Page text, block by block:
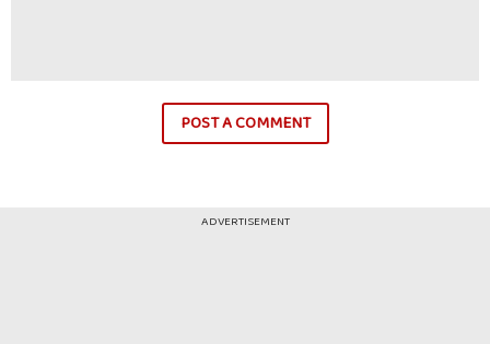
POST A COMMENT
ADVERTISEMENT